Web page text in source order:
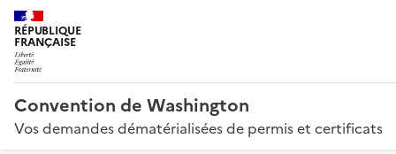
RÉPUBLIQUE
FRANÇAISE
Convention de Washington
Vos demandes dématérialisées de permis et certificats